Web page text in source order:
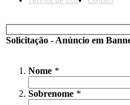
Solicitação - Anúncio em
Nome *
Sobrenome *